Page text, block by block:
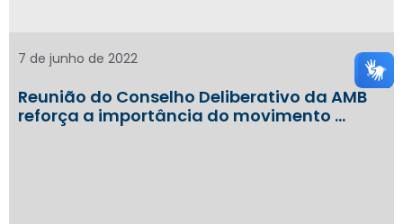
Reunião do Conselho Deliberativo da AMB
reforça a importância do movimento …
7 de junho de 2022